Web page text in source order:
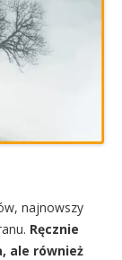
najnowszy
Ręcznie
ale również